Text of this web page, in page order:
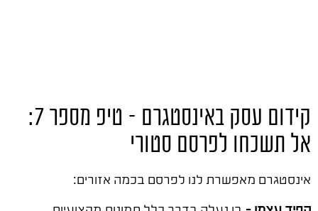
קידום עסק באינסטגרם – טיפ מספר 7:
אל תשכחו לפרסם סטורי
אינסטגרם מאפשרת לנו לפרסם בכמה אזורים: